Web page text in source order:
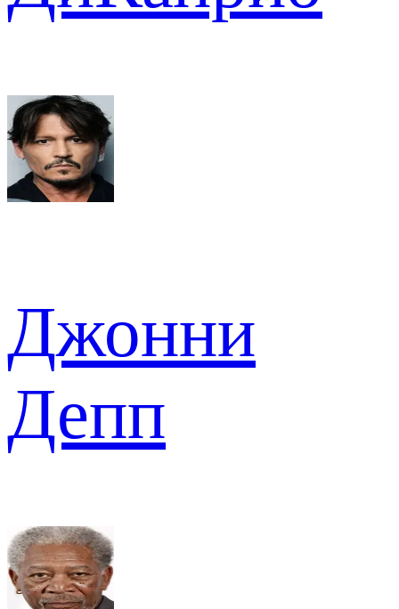
Джонни
Депп